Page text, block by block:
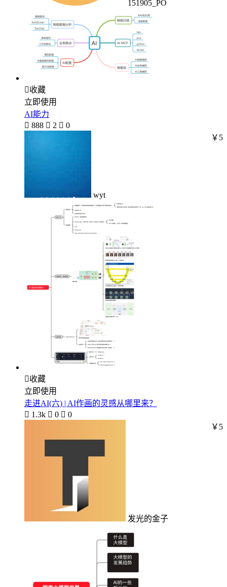
151905_PO
收藏
立即使用
AI能力
 888  2  0
wyt
￥5
收藏
立即使用
走进AI(六) | AI作画的灵感从哪里来？
 1.3k  0  0
发光的金子
￥5